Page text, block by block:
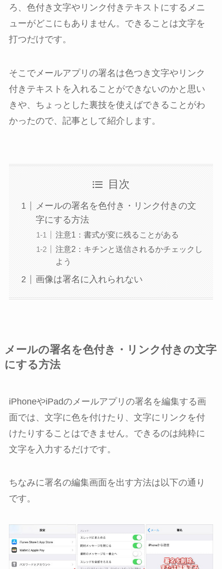
ろ、色付き文字やリンク付きテキストにするメニ
ューがどこにもありません。できることは文字を
打つだけです。
そこでメールアプリの署名は色つき文字やリンク
付きテキストを入れることができないのかと思い
きや、ちょっとした裏技を使えばできることがわ
かったので、記事として紹介します。
目次
メールの署名を色付き・リンク付きの文
字にする方法
注意1：書式が変に残ることがある
注意2：キチンと送信されるかチェックし
よう
画像は署名に入れられない
メールの署名を色付き・リンク付きの文字
にする方法
iPhoneやiPadのメールアプリの署名を編集する画
面では、文字に色を付けたり、文字にリンクを付
けたりすることはできません。できるのは純粋に
文字を入力するだけです。
ちなみに署名の編集画面を出す方法は以下の通り
です。